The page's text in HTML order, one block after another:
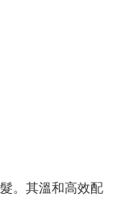
。其溫和高效配